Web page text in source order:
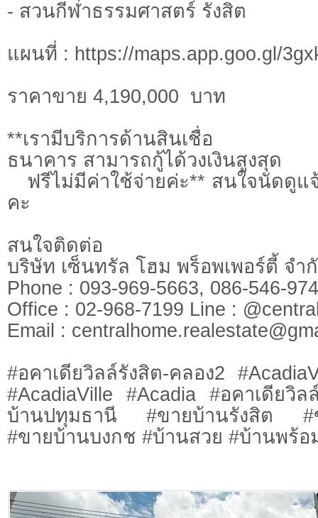
- สวนกีฬาธรรมศาสตร์ รังสิต
แผนที่ : https://maps.app.goo.gl/
ราคาขาย 4,190,000 บาท
**เรามีบริการด้านสินเชื่อ
ธนาคาร สามารถกู้ได้วงเงินสูงสุด
ฟรีไม่มีค่าใช้จ่ายค่ะ** สนใจนัดดูแ
คะ
สนใจติดต่อ
บริษัท เซ็นทรัล โฮม พร็อพเพอร์ตี้
Phone : 093-969-5663, 086-546-
Office : 02-968-7199 Line :
​​​​​​​Email :
#อคาเดียวิลล์รังสิต-คลอง2
#AcadiaVille #Acadia #อคาเดียวิ
บ้านปทุมธานี #ขายบ้านรังสิต #ข
#ขายบ้านบงกช #บ้านสวย #บ้านพร้อ